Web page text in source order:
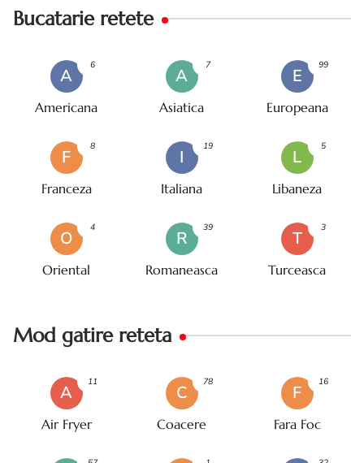
Bucatarie retete
A
Americana
6
A
Asiatica
7
E
Europeana
99
F
Franceza
8
I
Italiana
19
L
Libaneza
5
O
Oriental
4
R
Romaneasca
39
T
Turceasca
3
Mod gatire reteta
A
Air Fryer
11
C
Coacere
78
F
Fara Foc
16